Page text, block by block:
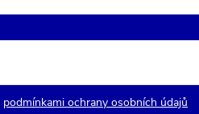
podmínkami ochrany osobních údajů